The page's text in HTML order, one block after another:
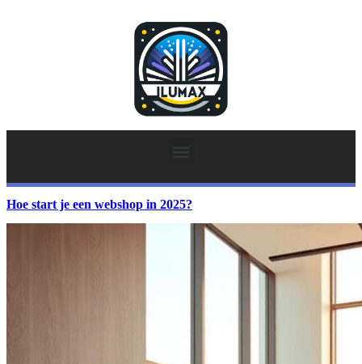
Hoe start je een webshop in 2025?